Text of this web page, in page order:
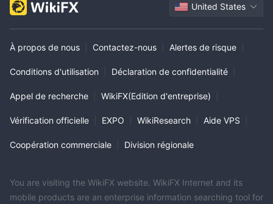
United States
À propos de nous Contactez-nous Alertes de risque
Conditions d'utilisation Déclaration de confidentialité
Appel de recherche WikiFX(Edition d'entreprise)
Vérification officielle EXPO WikiResearch Aide VPS
Coopération commerciale Division régionale
You are visiting the WikiFX website. WikiFX Internet and its
mobile products are an enterprise information searching tool for